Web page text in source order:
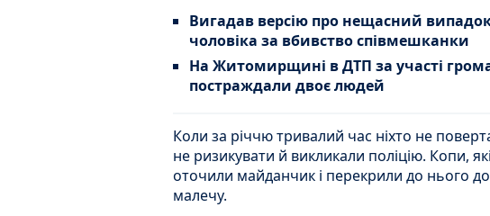
Вигадав версію про нещасний
чоловіка за вбивство співмешканки
На Житомирщині в ДТП за участі
постраждали двоє людей
Коли за річчю тривалий час ніхто не
не ризикувати й викликали поліцію. Копи,
оточили майданчик і перекрили до нього
малечу.